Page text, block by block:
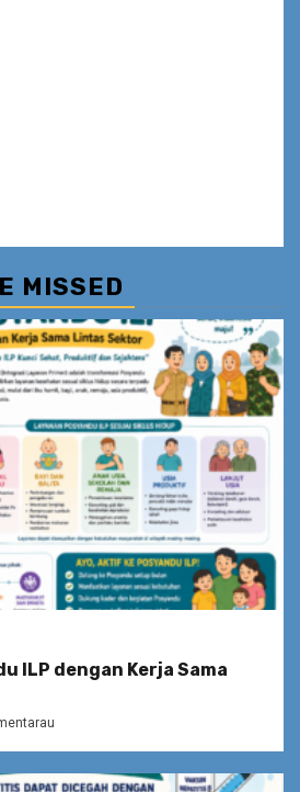
MISSED
ILP dengan Kerja Sama